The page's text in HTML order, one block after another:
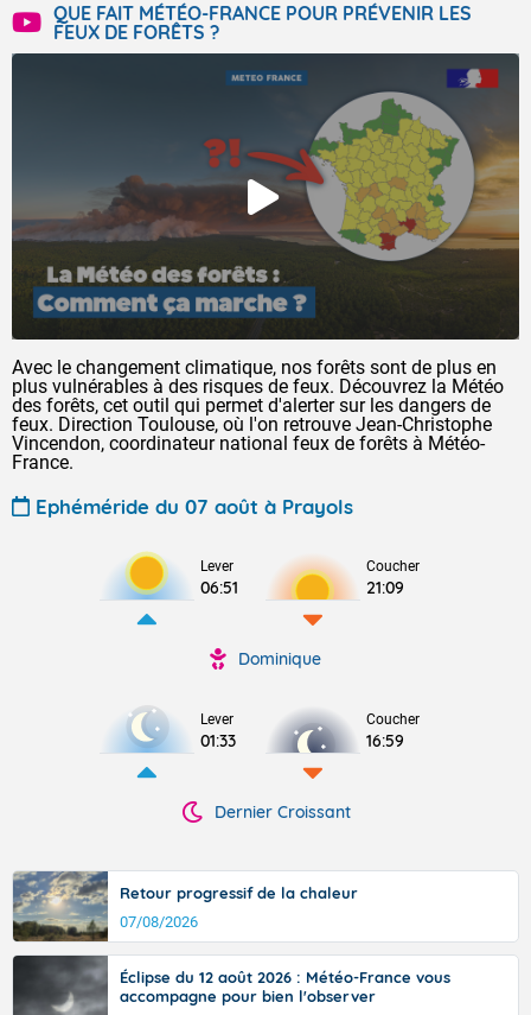
QUE FAIT MÉTÉO-FRANCE POUR PRÉVENIR LES
FEUX DE FORÊTS ?
Avec le changement climatique, nos forêts sont de plus en
plus vulnérables à des risques de feux. Découvrez la Météo
des forêts, cet outil qui permet d'alerter sur les dangers de
feux. Direction Toulouse, où l'on retrouve Jean-Christophe
Vincendon, coordinateur national feux de forêts à Météo-
France.
Ephéméride du 07 août à Prayols
Lever
06:51
Coucher
21:09
Dominique
Lever
01:33
Coucher
16:59
Dernier Croissant
Retour progressif de la chaleur
07/08/2026
Éclipse du 12 août 2026 : Météo-France vous
accompagne pour bien l'observer